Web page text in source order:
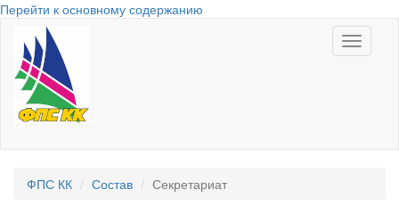
Перейти к основному содержанию
Toggle
ФПС КК Состав Секретариат